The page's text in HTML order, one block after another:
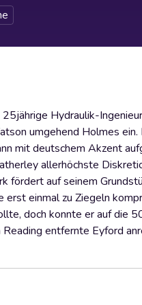
Hydraulik-
umgehend Holmes
mit deutschem Akzent
allerhöchste
auf seinem
einmal zu Ziegeln
doch konnte er auf die
entfernte Eyford